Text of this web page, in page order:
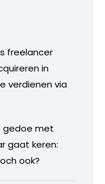
freelancer
in
verdienen via
gedoe met
gaat keren:
ook?